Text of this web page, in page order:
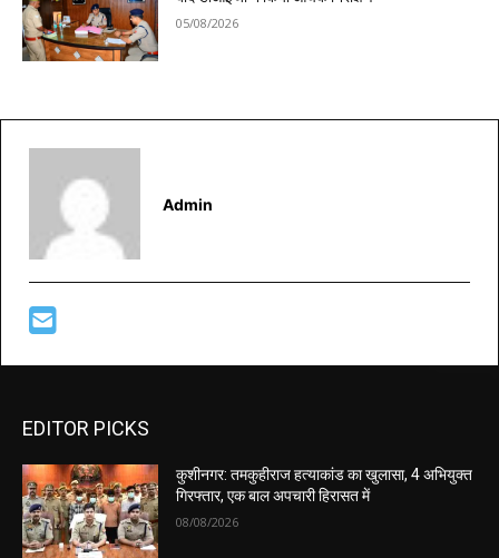
05/08/2026
Admin
EDITOR PICKS
कुशीनगर: तमकुहीराज हत्याकांड का खुलासा, 4 अभियुक्त
गिरफ्तार, एक बाल अपचारी हिरासत में
08/08/2026